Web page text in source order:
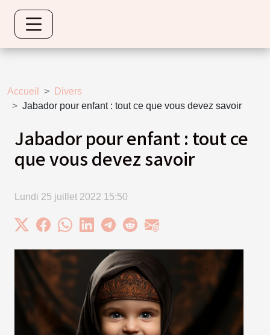
Accueil
Divers
Jabador pour enfant : tout ce que vous devez savoir
Jabador pour enfant : tout ce
que vous devez savoir
Lundi 25 juillet 2022 15:50